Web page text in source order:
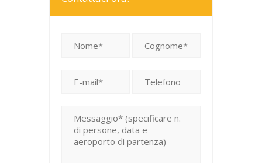
Si prega di lasciare vuoto questo campo.